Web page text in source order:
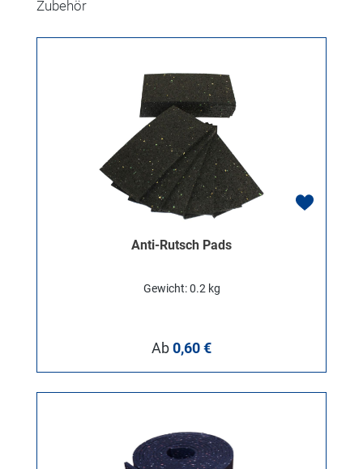
Zubehör
Anti-Rutsch Pads
Gewicht: 0.2 kg
Regulärer Preis:
Ab0,60 €